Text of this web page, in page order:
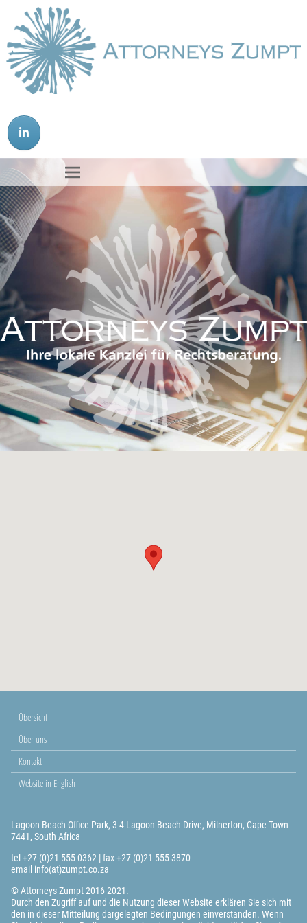
Übersicht
Über uns
Kontakt
Website in English
Lagoon Beach Office Park, 3-4 Lagoon Beach Drive, Milnerton, Cape Town
7441, South Africa
tel +27 (0)21 555 0362 | fax +27 (0)21 555 3870
email info(at)zumpt.co.za
© Attorneys Zumpt 2016-2021.
Durch den Zugriff auf und die Nutzung dieser Website erklären Sie sich mit
den in dieser Mitteilung dargelegten Bedingungen einverstanden. Wenn